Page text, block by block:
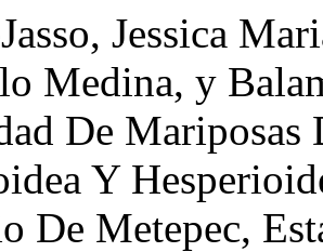
Jessica
Medina, y
De Mariposas
Y
De Metepec,